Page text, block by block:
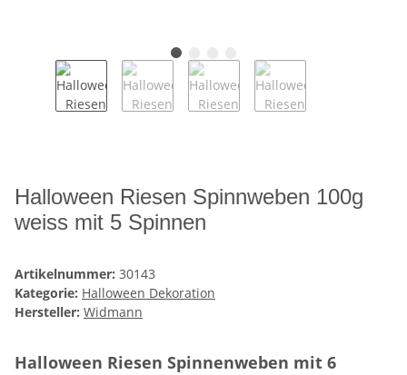
Halloween Riesen Spinnweben 100g
weiss mit 5 Spinnen
Artikelnummer: 30143
Kategorie: Halloween Dekoration
Hersteller: Widmann
Halloween Riesen Spinnenweben mit 6